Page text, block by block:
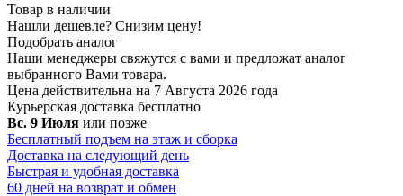
Товар в наличии
Нашли дешевле? Снизим цену!
Подобрать аналог
Наши менеджеры свяжутся с вами и предложат аналог
выбранного Вами товара.
Цена действительна на 7 Августа 2026 года
Курьерская доставка бесплатно
Вс. 9 Июля или позже
Бесплатный подъем на этаж и сборка
Доставка на следующий день
Быстрая и удобная доставка
60 дней на возврат и обмен